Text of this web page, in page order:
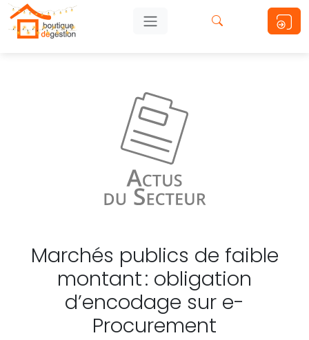
Marchés publics de faible
montant : obligation
d’encodage sur e-
Procurement